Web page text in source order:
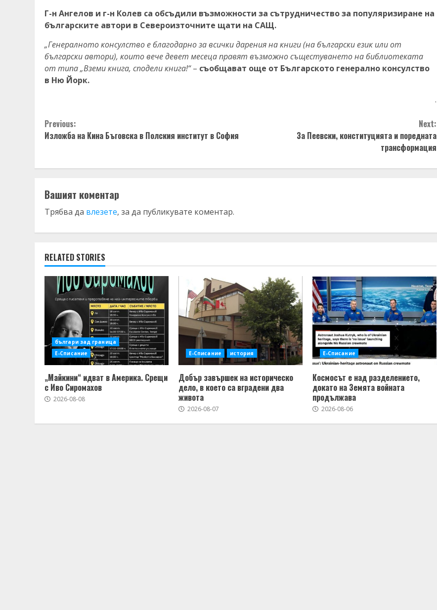
Г-н Ангелов и г-н Колев са обсъдили възможности за сътрудничество за популяризиране на
българските автори в Североизточните щати на САЩ.
„Генералното консулство е благодарно за всички дарения на книги (на български език или от
български автори), които вече девет месеца правят възможно същестуването на библиотеката
от типа „Вземи книга, сподели книга!“– съобщават още от Българското генерално консулство
в Ню Йорк.
.
Continue
Reading
Previous:
Изложба на Кина Бъговска в Полския институт в София
Next:
За Пеевски, конституцията и поредната
трансформация
Вашият коментар
Трябва да влезете, за да публикувате коментар.
RELATED STORIES
българи зад граница
Е-Списание
„Майкини“ идват в Америка. Срещи
с Иво Сиромахов
2026-08-08
Е-Списание история
Добър завършек на историческо
дело, в което са вградени два
живота
2026-08-07
Е-Списание
Космосът е над разделението,
докато на Земята войната
продължава
2026-08-06